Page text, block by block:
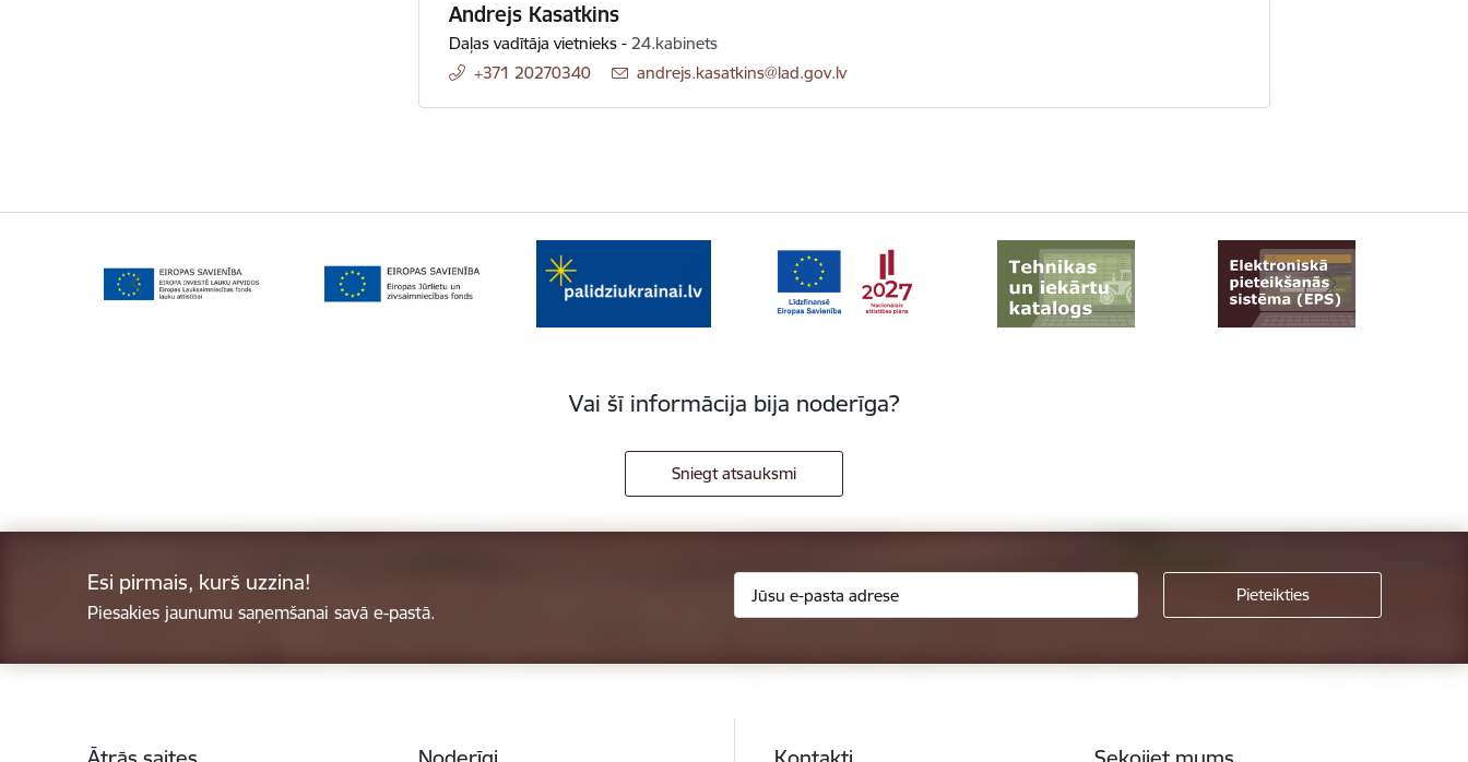
Andrejs Kasatkins
Daļas vadītāja vietnieks - 24.kabinets
+371 20270340
E-pasts:
andrejs.kasatkins@lad.gov.lv
Vai šī informācija bija noderīga?
Sniegt atsauksmi
Esi pirmais, kurš uzzina!
Piesakies jaunumu saņemšanai savā e-pastā.